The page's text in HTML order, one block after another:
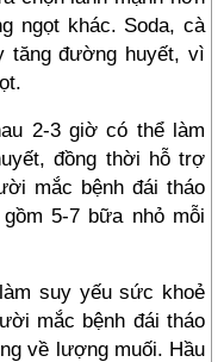
ngọt khác. Soda, cà
tăng đường huyết, vì
2-3 giờ có thể làm
đồng thời hỗ trợ
mắc bệnh đái tháo
5-7 bữa nhỏ mỗi
suy yếu sức khoẻ
mắc bệnh đái tháo
về lượng muối. Hầu